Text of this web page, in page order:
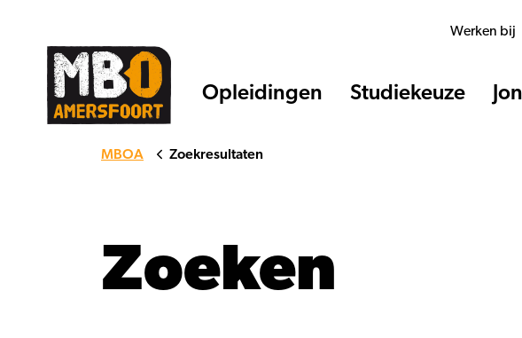
Opleidingen Studiekeuze
Werken bij
MBOA Zoekresultaten
Zoeken